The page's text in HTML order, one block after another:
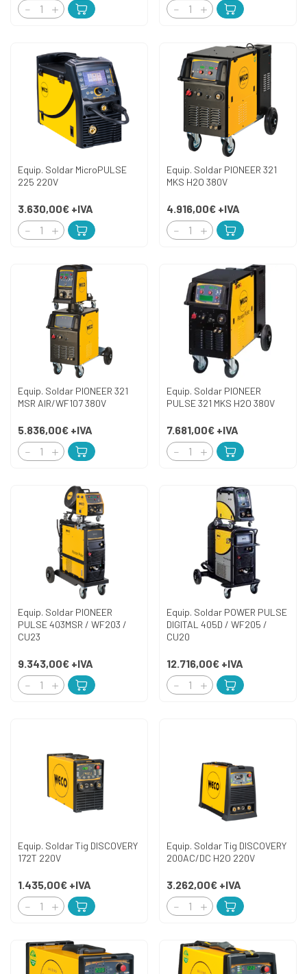
Equip. Soldar MicroPULSE
225 220V
3.630,00€ +IVA
Equip. Soldar PIONEER 321
MKS H2O 380V
4.916,00€ +IVA
Equip. Soldar PIONEER 321
MSR AIR/WF107 380V
5.836,00€ +IVA
Equip. Soldar PIONEER
PULSE 321 MKS H2O 380V
7.681,00€ +IVA
Equip. Soldar PIONEER
PULSE 403MSR / WF203 /
CU23
9.343,00€ +IVA
Equip. Soldar POWER PULSE
DIGITAL 405D / WF205 /
CU20
12.716,00€ +IVA
Equip. Soldar Tig DISCOVERY
172T 220V
1.435,00€ +IVA
Equip. Soldar Tig DISCOVERY
200AC/DC H2O 220V
3.262,00€ +IVA